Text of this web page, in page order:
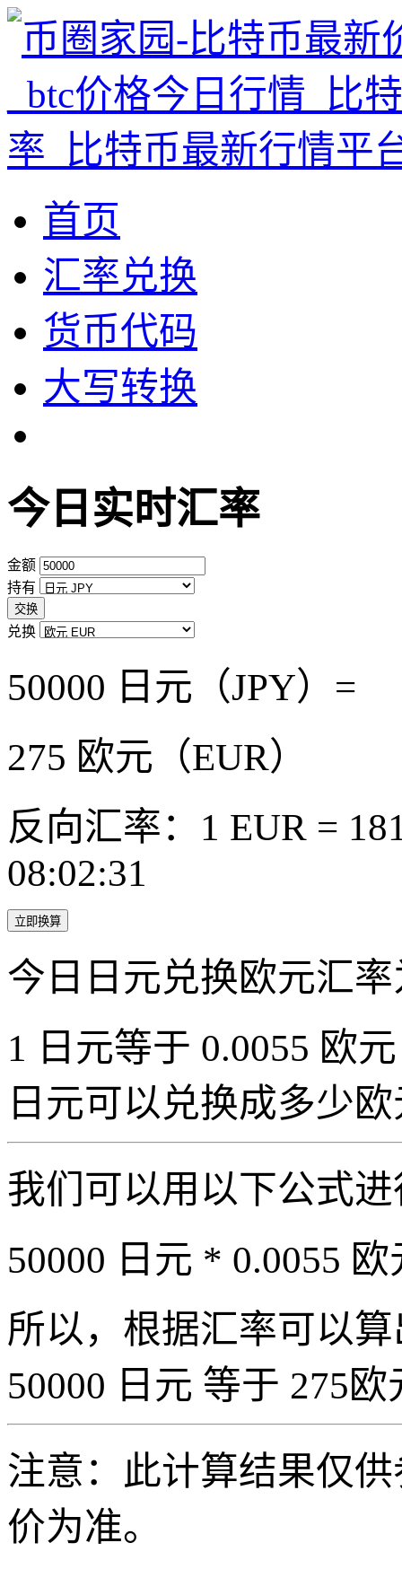
首页
汇率兑换
货币代码
大写转换
今日实时汇率
金额
持有
交换
兑换
50000 日元（JPY）=
275 欧元（EUR）
反向汇率：1 EUR =
08:02:31
立即换算
今日日元兑换欧元汇
1 日元等于 0.0055 欧
日元可以兑换成多少
我们可以用以下公式
50000 日元 * 0.0055
所以，根据汇率可以
50000 日元 等于 275
注意：此计算结果仅
价为准。